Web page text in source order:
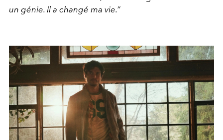
un génie. Il a changé ma vie.”